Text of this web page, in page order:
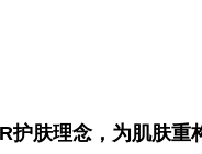
护肤理念，为肌肤重